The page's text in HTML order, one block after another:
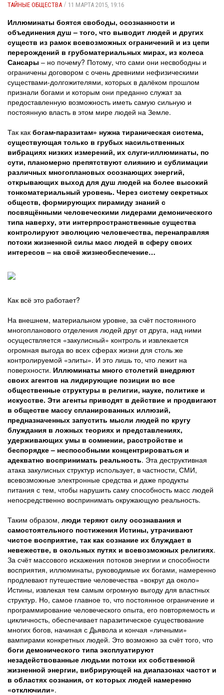
ТАЙНЫЕ ОБЩЕСТВА / 11 МАРТА 2015, 19:16
Иллюминаты боятся свободы, осознанности и
объединения душ – того, что выводит людей и других
существ из рамок всевозможных ограничений и из цепи
перерождений в грубоматериальных мирах, из колеса
Сансары – но почему? Потому, что сами они несвободны и
ограничены договором с очень древними нефизическими
существами-долгожителями, которых в далёком прошлом
признали богами и которым они преданно служат за
предоставленную возможность иметь самую сильную и
постоянную власть в этом мире людей на Земле.
Так как богам-паразитам» нужна тираническая система,
существующая только в грубых насильственных
вибрациях низких измерений, их слуги-иллюминаты, по
сути, планомерно препятствуют слиянию и сублимации
различных многоплановых осознающих энергий,
открывающих выход для душ людей на более высокий
тонкоматериальный уровень. Через систему секретных
обществ, формирующих пирамиду знаний с
посвящёнными человеческими лидерами демонического
типа наверху, эти интерпространственные существа
контролируют эволюцию человечества, перенаправляя
потоки жизненной силы масс людей в сферу своих
интересов – на своё жизнеобеспечение…
Как всё это работает?
На внешнем, материальном уровне, за счёт постоянного
многопланового отделения людей друг от друга, над ними
осуществляется «закулисный» контроль и извлекается
огромная выгода во всех сферах жизни для столь же
контролируемой «элиты». И это лишь то, что лежит на
поверхности. Иллюминаты много столетий внедряют
своих агентов на лидирующие позиции во все
общественные структуры в религии, науке, политике и
искусстве. Эти агенты приводят в действие и продвигают
в обществе массу спланированных иллюзий,
предназначенных запустить мысли людей по кругу
блуждания в ложных теориях и представлениях,
удерживающих умы в сомнении, расстройстве и
беспорядке – неспособными концентрироваться и
адекватно воспринимать реальность. Эта деструктивная
атака закулисных структур использует, в частности, СМИ,
всевозможные электронные средства и даже продукты
питания с тем, чтобы нарушить саму способность масс людей
непосредственно воспринимать окружающую реальность.
Таким образом, люди теряют силу осознавания и
самостоятельного постижения Истины, утрачивают
чистое восприятие, так как сознание их блуждает в
невежестве, в окольных путях и всевозможных религиях.
За счёт массового искажения потоков энергии и способности
восприятия, иллюминаты, руководимые их богами, намеренно
продлевают путешествие человечества «вокруг да около»
Истины, извлекая тем самым огромную выгоду для властных
структур. Но, самое главное то, что постоянное ограничение и
программирование человеческого опыта, его повторяемость и
цикличность, обеспечивает паразитическое существование
многих богов, начиная с Дьявола и кончая «личными»
вампирами конкретных людей. Это возможно за счёт того, что
боги демонического типа эксплуатируют
незадействованные людьми потоки их собственной
жизненной энергии, вибрирующей на диапазонах частот и
в областях сознания, от которых людей намеренно
«отключили».